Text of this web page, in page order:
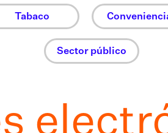
Tabaco
Sector público